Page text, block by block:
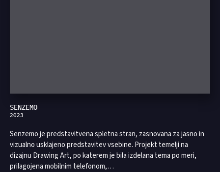
SENZEMO
2023
Senzemo je predstavitvena spletna stran, zasnovana za jasno in
vizualno usklajeno predstavitev vsebine. Projekt temelji na
dizajnu Drawing Art, po katerem je bila izdelana tema po meri,
prilagojena mobilnim telefonom,…